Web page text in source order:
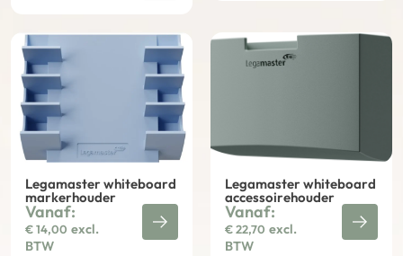
Legamaster whiteboard
markerhouder
Vanaf:
€14,00 excl.
BTW
Legamaster whiteboard
accessoirehouder
Vanaf:
€22,70 excl.
BTW